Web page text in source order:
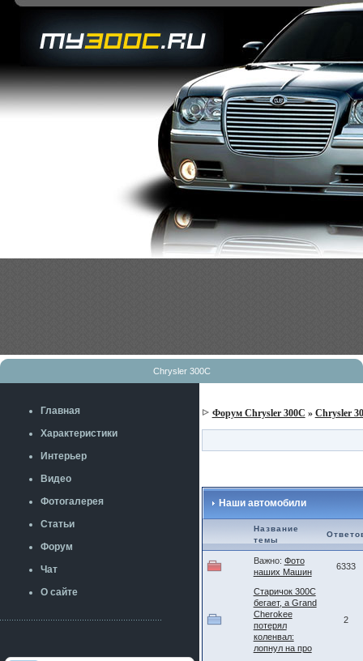
Chrysler 300C
Главная
Характеристики
Интерьер
Видео
Фотогалерея
Статьи
Форум
Чат
О сайте
Форум Chrysler 300C » Chrysler
Наши автомобили
Название
темы
Важно: Фото
наших Машин
6333
Старичок 300С
бегает, а Grand
Cherokee
потерял
коленвал:
лопнул на про
2